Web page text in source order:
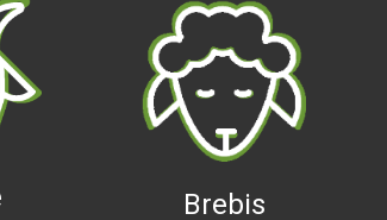
Brebis